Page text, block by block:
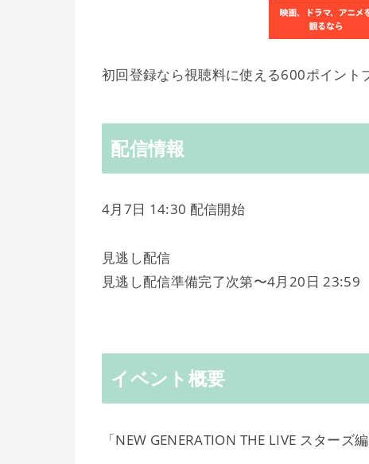
初回登録なら視聴料に使える600ポイント
配信情報
4月7日 14:30 配信開始
見逃し配信
見逃し配信準備完了次第〜4月20日 23:59
イベント概要
「NEW GENERATION THE LIVE スターズ